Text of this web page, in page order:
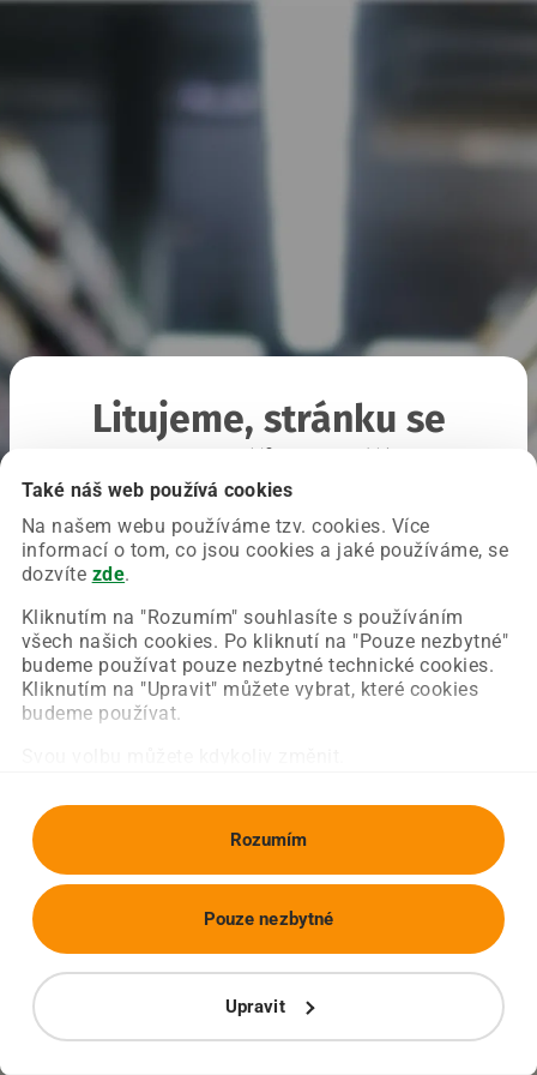
Také náš web používá cookies
Na našem webu používáme tzv. cookies. Více
informací o tom, co jsou cookies a jaké používáme, se
dozvíte zde.
Kliknutím na "Rozumím" souhlasíte s používáním
všech našich cookies. Po kliknutí na "Pouze nezbytné"
budeme používat pouze nezbytné technické cookies.
Kliknutím na "Upravit" můžete vybrat, které cookies
budeme používat.
Rozumím
Upravit
Pouze nezbytné
Litujeme, stránku se
Chyba nastala na naší straně a už ji opravujeme.
Zkuste prosím znovu načíst požadovanou stránku.
Obnovit stránku Úvodní strana